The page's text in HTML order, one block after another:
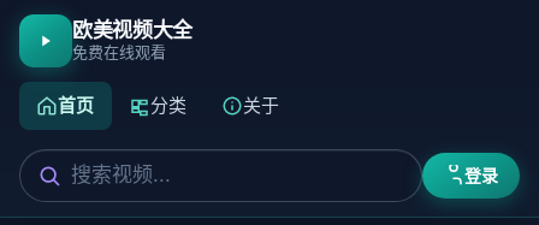
欧美视频大全
免费在线观看
首页 分类 关于
登录